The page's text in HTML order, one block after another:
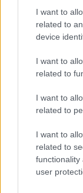
I want to
related to
device
I want to
related to
I want to
related to
I want to
related to
functionality
user
a
azt
További